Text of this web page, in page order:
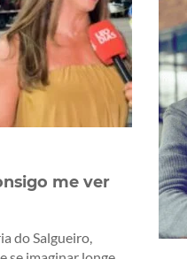
me ver
do Salgueiro,